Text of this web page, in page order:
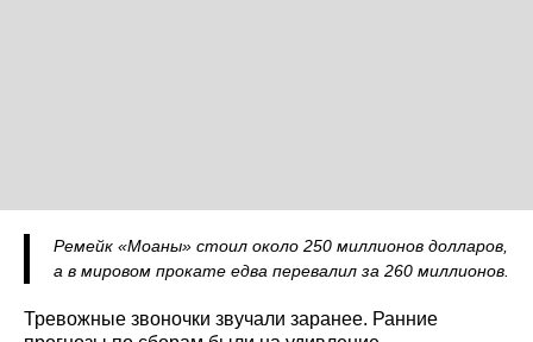
Ремейк «Моаны» стоил около 250 миллионов долларов,
а в мировом прокате едва перевалил за 260 миллионов.
Тревожные звоночки звучали заранее. Ранние